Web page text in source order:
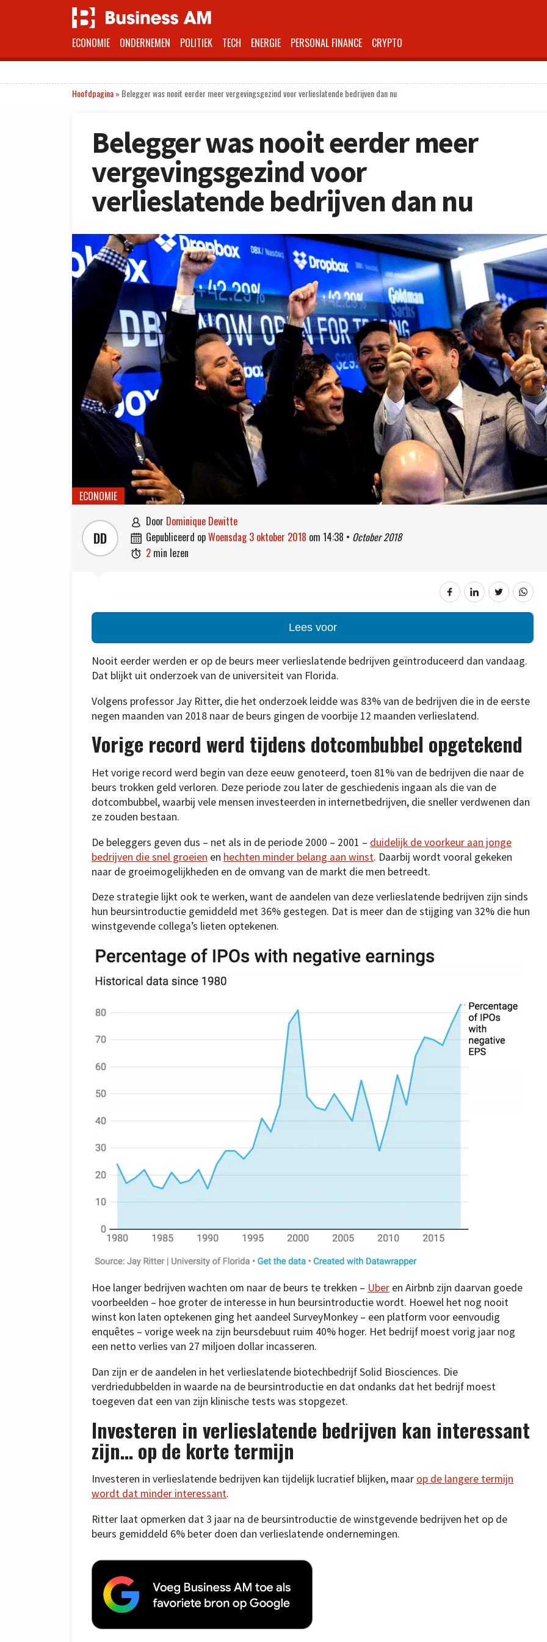
ECONOMIE ONDERNEMEN POLITIEK TECH ENERGIE PERSONAL FINANCE CRYPTO
Hoofdpagina» Belegger was nooit eerder meer vergevingsgezind voor verlieslatende bedrijven dan nu
Belegger was nooit eerder meer
vergevingsgezind voor
verlieslatende bedrijven dan nu
ECONOMIE
DD
 door Dominique Dewitte
 gepubliceerd op woensdag 3 oktober 2018 om 14:38 • October 2018
 2 min lezen
Lees voor
Nooit eerder werden er op de beurs meer verlieslatende bedrijven geïntroduceerd dan vandaag.
Dat blijkt uit onderzoek van de universiteit van Florida.
Volgens professor Jay Ritter, die het onderzoek leidde was 83% van de bedrijven die in de eerste
negen maanden van 2018 naar de beurs gingen de voorbije 12 maanden verlieslatend.
Vorige record werd tijdens dotcombubbel opgetekend
Het vorige record werd begin van deze eeuw genoteerd, toen 81% van de bedrijven die naar de
beurs trokken geld verloren. Deze periode zou later de geschiedenis ingaan als die van de
dotcombubbel, waarbij vele mensen investeerden in internetbedrijven, die sneller verdwenen dan
ze zouden bestaan.
De beleggers geven dus – net als in de periode 2000 – 2001 – duidelijk de voorkeur aan jonge
bedrijven die snel groeien en hechten minder belang aan winst. Daarbij wordt vooral gekeken
naar de groeimogelijkheden en de omvang van de markt die men betreedt.
Deze strategie lijkt ook te werken, want de aandelen van deze verlieslatende bedrijven zijn sinds
hun beursintroductie gemiddeld met 36% gestegen. Dat is meer dan de stijging van 32% die hun
winstgevende collega’s lieten optekenen.
Hoe langer bedrijven wachten om naar de beurs te trekken – Uber en Airbnb zijn daarvan goede
voorbeelden – hoe groter de interesse in hun beursintroductie wordt. Hoewel het nog nooit
winst kon laten optekenen ging het aandeel SurveyMonkey – een platform voor eenvoudig
enquêtes – vorige week na zijn beursdebuut ruim 40% hoger. Het bedrijf moest vorig jaar nog
een netto verlies van 27 miljoen dollar incasseren.
Dan zijn er de aandelen in het verlieslatende biotechbedrijf Solid Biosciences. Die
verdriedubbelden in waarde na de beursintroductie en dat ondanks dat het bedrijf moest
toegeven dat een van zijn klinische tests was stopgezet.
Investeren in verlieslatende bedrijven kan interessant
zijn… op de korte termijn
Investeren in verlieslatende bedrijven kan tijdelijk lucratief blijken, maar op de langere termijn
wordt dat minder interessant.
Ritter laat opmerken dat 3 jaar na de beursintroductie de winstgevende bedrijven het op de
beurs gemiddeld 6% beter doen dan verlieslatende ondernemingen.